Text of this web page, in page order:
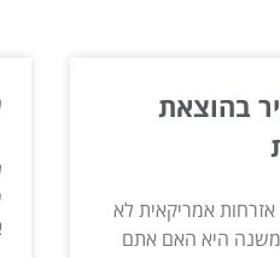
בהוצאת
אמריקאית לא
היא האם אתם